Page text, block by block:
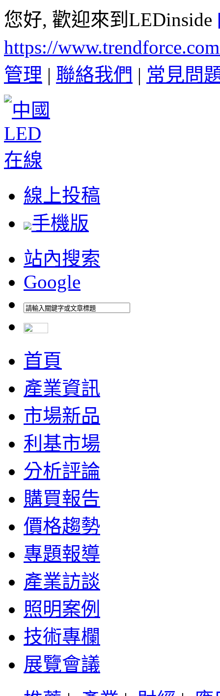
您好, 歡迎來到LEDinside
https://
管理 | 聯絡我們 | 常見問
線上投稿
手機版
站內搜索
Google
首頁
產業資訊
市場新品
利基市場
分析評論
購買報告
價格趨勢
專題報導
產業訪談
照明案例
技術專欄
展覽會議